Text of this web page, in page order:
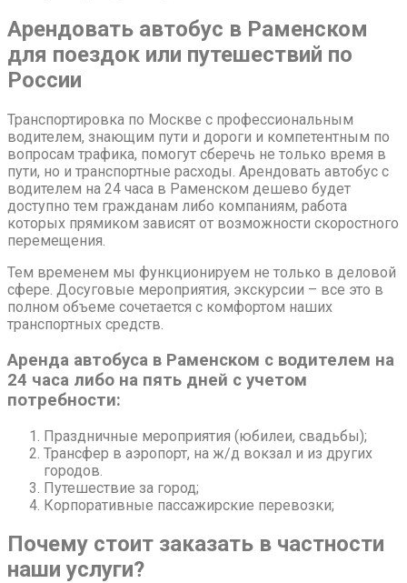
Арендовать автобус в Раменском
для поездок или путешествий по
России
Транспортировка по Москве с профессиональным
водителем, знающим пути и дороги и компетентным по
вопросам трафика, помогут сберечь не только время в
пути, но и транспортные расходы. Арендовать автобус с
водителем на 24 часа в Раменском дешево будет
доступно тем гражданам либо компаниям, работа
которых прямиком зависят от возможности скоростного
перемещения.
Тем временем мы функционируем не только в деловой
сфере. Досуговые мероприятия, экскурсии – все это в
полном объеме сочетается с комфортом наших
транспортных средств.
Аренда автобуса в Раменском с водителем на
24 часа либо на пять дней с учетом
потребности:
Праздничные мероприятия (юбилеи, свадьбы);
Трансфер в аэропорт, на ж/д вокзал и из других
городов.
Путешествие за город;
Корпоративные пассажирские перевозки;
Почему стоит заказать в частности
наши услуги?